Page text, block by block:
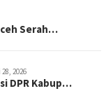
Serah…
2026
DPR Kabup…